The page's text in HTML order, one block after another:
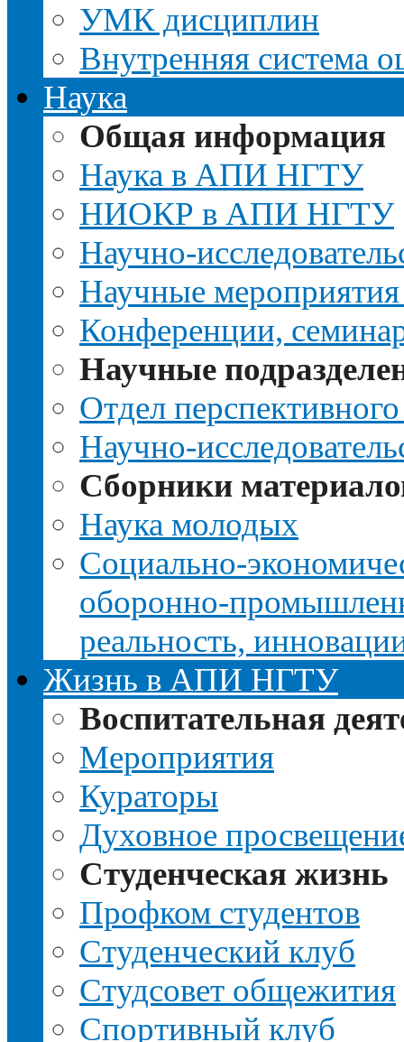
УМК дисциплин
Внутренняя система
Наука
Общая информация
Наука в АПИ НГТУ
НИОКР в АПИ НГТУ
Научно-
Научные
Конференции,
Научные
Отдел
Научно-
Сборники
Наука молодых
Социально-
оборонно-
реальность,
Жизнь в АПИ НГТУ
Воспитательная
Мероприятия
Кураторы
Духовное
Студенческая жизнь
Профком студентов
Студенческий клуб
Студсовет общежития
Спортивный клуб